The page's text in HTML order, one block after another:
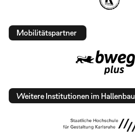
Mobilitätspartner
Weitere Institutionen im Hallenbau